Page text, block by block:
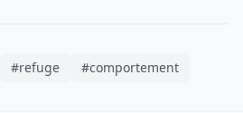
#refuge #comportement